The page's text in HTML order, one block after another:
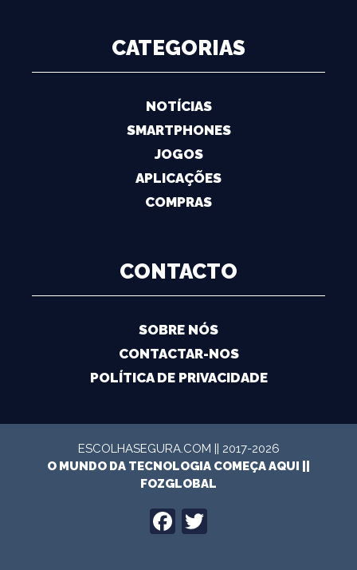
CATEGORIAS
NOTÍCIAS
SMARTPHONES
JOGOS
APLICAÇÕES
COMPRAS
CONTACTO
SOBRE NÓS
CONTACTAR-NOS
POLÍTICA DE PRIVACIDADE
ESCOLHASEGURA.COM || 2017-2026
O MUNDO DA TECNOLOGIA COMEÇA AQUI ||
FOZGLOBAL
FACEBOOK